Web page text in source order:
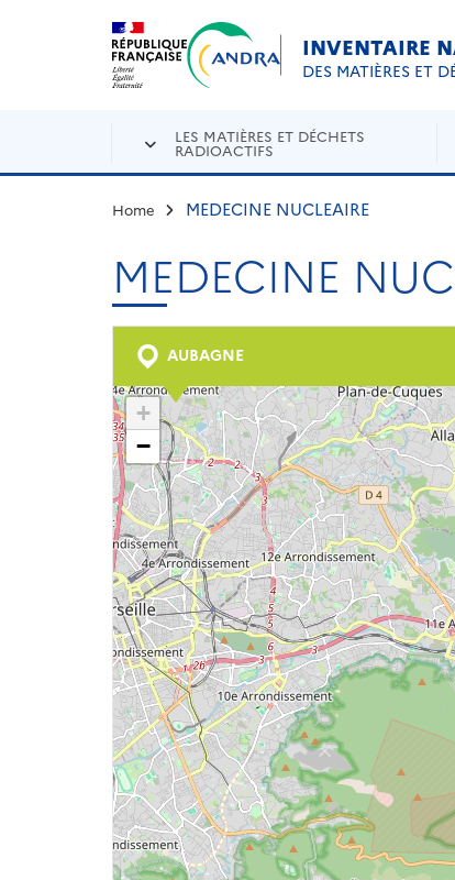
Aller au contenu principal
INVENTAIRE
DES MATIÈRES ET
LES MATIÈRES ET DÉCHETS
RADIOACTIFS
Home MEDECINE NUCLEAIRE
MEDECINE
AUBAGNE
+
−